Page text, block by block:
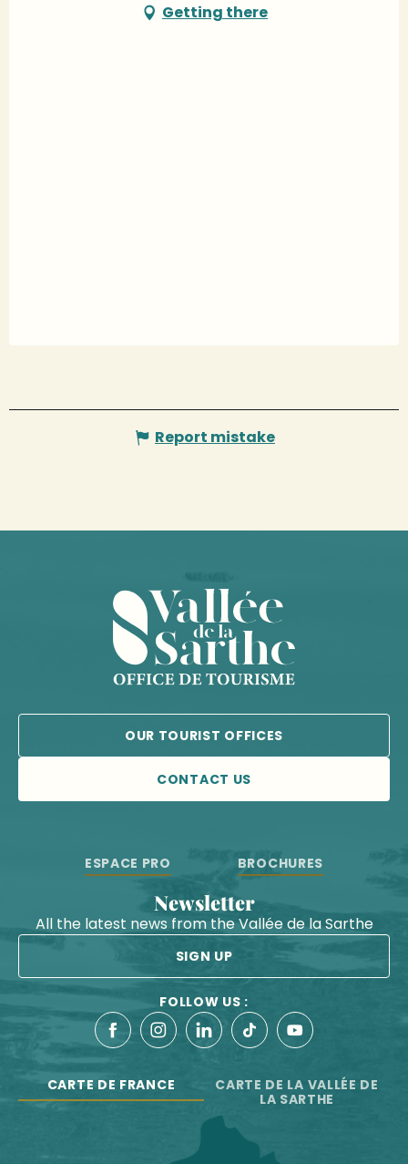
Getting there
Report mistake
OUR TOURIST OFFICES
CONTACT US
ESPACE PRO BROCHURES
Newsletter
All the latest news from the Vallée de la Sarthe
SIGN UP
FOLLOW US :
CARTE DE FRANCE
CARTE DE LA VALLÉE DE
LA SARTHE